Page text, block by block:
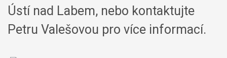
Ústí nad Labem, nebo kontaktujte
Petru Valešovou pro více informací.